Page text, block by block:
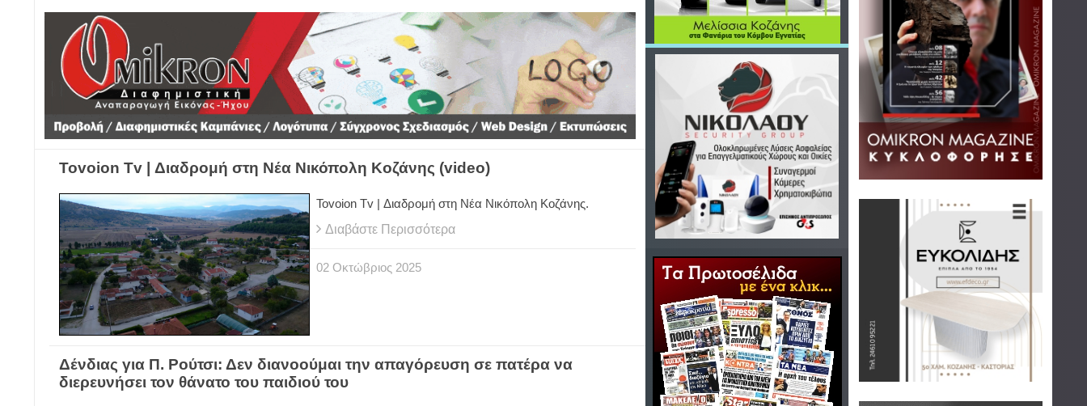
Tovoion Tv | Διαδρομή στη Νέα Νικόπολη Κοζάνης (video)
Tovoion Tv | Διαδρομή στη Νέα Νικόπολη Κοζάνης.
Διαβάστε Περισσότερα
02 Οκτώβριος 2025
Δένδιας για Π. Ρούτσι: Δεν διανοούμαι την απαγόρευση σε πατέρα να
διερευνήσει τον θάνατο του παιδιού του